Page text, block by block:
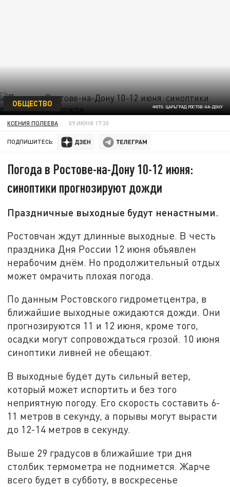
ФОТО: ЦАРЬГРАД РОСТОВ-НА-ДОНУ
ОБЩЕСТВО
КСЕНИЯ ПОЛЕЕВА 09 ИЮНЯ 17:30
ПОДПИШИТЕСЬ:
Погода в Ростове-на-Дону 10-12 июня:
синоптики прогнозируют дожди
Праздничные выходные будут ненастными.
Ростовчан ждут длинные выходные. В честь
праздника Дня России 12 июня объявлен
нерабочим днём. Но продолжительный отдых
может омрачить плохая погода.
По данным Ростовского гидрометцентра, в
ближайшие выходные ожидаются дожди. Они
прогнозируются 11 и 12 июня, кроме того,
осадки могут сопровождаться грозой. 10 июня
синоптики ливней не обещают.
В выходные будет дуть сильный ветер,
который может испортить и без того
неприятную погоду. Его скорость составить 6-
11 метров в секунду, а порывы могут вырасти
до 12-14 метров в секунду.
Выше 29 градусов в ближайшие три дня
столбик термометра не поднимется. Жарче
всего будет в субботу, в воскресенье